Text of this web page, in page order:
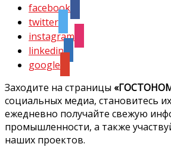
facebook
twitter
instagram
linkedin
google
Заходите на страницы
социальных медиа, становитесь
ежедневно получайте свежую
промышленности, а также
наших проектов.